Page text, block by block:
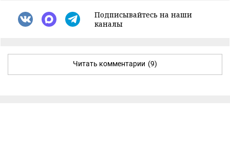
Подписывайтесь на наши
каналы
Читать комментарии (9)